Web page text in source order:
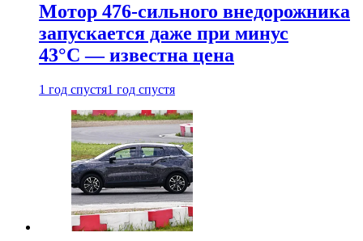
Мотор 476-сильного внедорожника
запускается даже при минус
43°С — известна цена
1 год спустя1 год спустя